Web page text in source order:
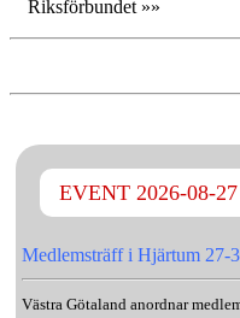
Riksförbundet »»
EVENT 2026-08-27
Medlemsträff i Hjärtum 27-
Västra Götaland anordnar